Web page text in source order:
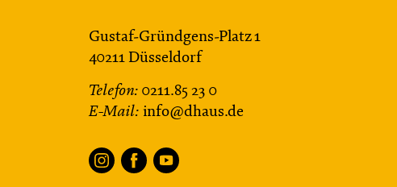
Gustaf-Gründgens-Platz 1
40211 Düsseldorf
Telefon: 0211.85 23 0
E-Mail: info@dhaus.de